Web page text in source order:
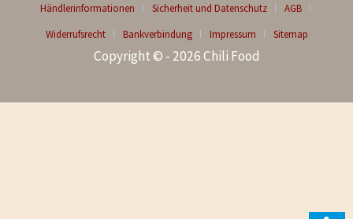
Händlerinformationen
Sicherheit und Datenschutz
AGB
Widerrufsrecht
Bankverbindung Impressum Sitemap
Copyright © - 2026 Chili Food